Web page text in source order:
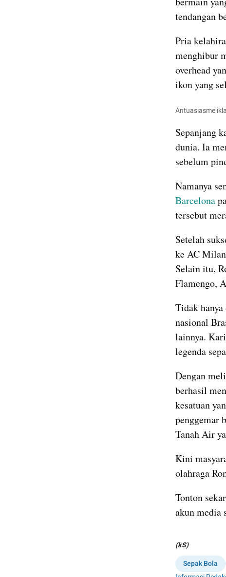
tendangan
Pria
menghibur
overhead
ikon yang
Antuasiasme
Sepanjang
dunia. Ia
sebelum
Barcelona
tersebut
Setelah
ke AC
Selain itu,
Flamengo,
Tidak
nasional
lainnya.
legenda
Dengan
berhasil
kesatuan
penggemar
Tanah Air
Kini
olahraga
Tonton
akun media
(kS)
Sepak Bola